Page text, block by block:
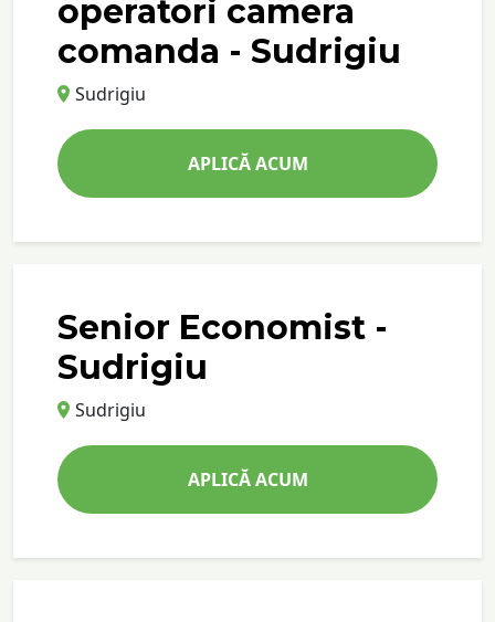
operatori camera
comanda - Sudrigiu
Sudrigiu
APLICĂ ACUM
Senior Economist -
Sudrigiu
Sudrigiu
APLICĂ ACUM